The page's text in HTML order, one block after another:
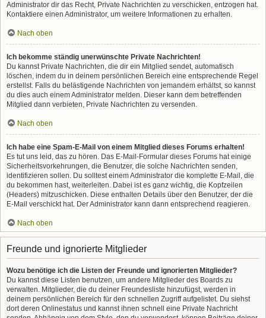
Administrator dir das Recht, Private Nachrichten zu verschicken, entzogen hat.
Kontaktiere einen Administrator, um weitere Informationen zu erhalten.
Nach oben
Ich bekomme ständig unerwünschte Private Nachrichten!
Du kannst Private Nachrichten, die dir ein Mitglied sendet, automatisch
löschen, indem du in deinem persönlichen Bereich eine entsprechende Regel
erstellst. Falls du belästigende Nachrichten von jemandem erhältst, so kannst
du dies auch einem Administrator melden. Dieser kann dem betreffenden
Mitglied dann verbieten, Private Nachrichten zu versenden.
Nach oben
Ich habe eine Spam-E-Mail von einem Mitglied dieses Forums erhalten!
Es tut uns leid, das zu hören. Das E-Mail-Formular dieses Forums hat einige
Sicherheitsvorkehrungen, die Benutzer, die solche Nachrichten senden,
identifizieren sollen. Du solltest einem Administrator die komplette E-Mail, die
du bekommen hast, weiterleiten. Dabei ist es ganz wichtig, die Kopfzeilen
(Headers) mitzuschicken. Diese enthalten Details über den Benutzer, der die
E-Mail verschickt hat. Der Administrator kann dann entsprechend reagieren.
Nach oben
Freunde und ignorierte Mitglieder
Wozu benötige ich die Listen der Freunde und ignorierten Mitglieder?
Du kannst diese Listen benutzen, um andere Mitglieder des Boards zu
verwalten. Mitglieder, die du deiner Freundesliste hinzufügst, werden in
deinem persönlichen Bereich für den schnellen Zugriff aufgelistet. Du siehst
dort deren Onlinestatus und kannst ihnen schnell eine Private Nachricht